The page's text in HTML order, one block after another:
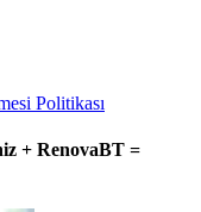
Politikası
+ RenovaBT =